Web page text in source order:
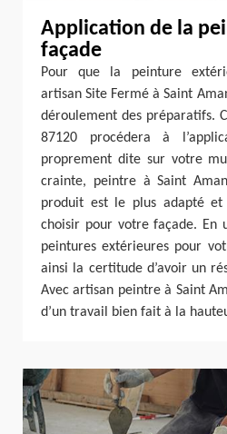
Application de la
façade
Pour que la peinture
artisan Site Fermé à Saint
déroulement des préparatifs.
87120 procédera à
proprement dite sur votre
crainte, peintre à Saint
produit est le plus adapté
choisir pour votre façade. En
peintures extérieures pour
ainsi la certitude d’avoir un
Avec artisan peintre à Saint
d’un travail bien fait à la